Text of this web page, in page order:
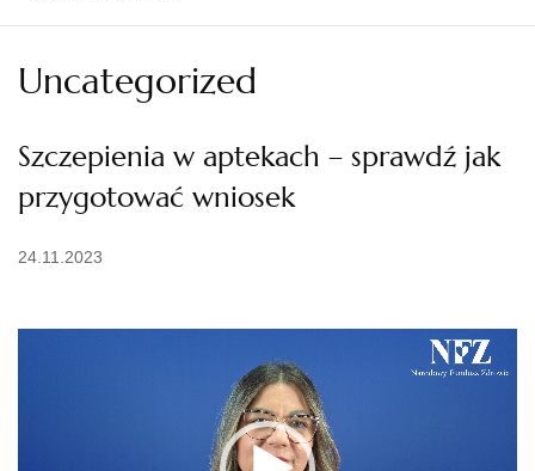
Uncategorized
Szczepienia w aptekach – sprawdź jak
przygotować wniosek
24.11.2023